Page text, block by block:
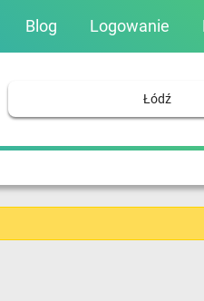
Blog Logowanie
Łódź